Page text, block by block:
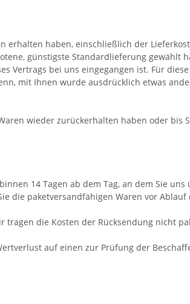
haben, einschließlich der
günstigste Standardlieferung gewählt
bei uns eingegangen ist. Für
mit Ihnen wurde ausdrücklich etwas
wieder zurückerhalten haben oder bis
14 Tagen ab dem Tag, an dem Sie
die paketversandfähigen Waren vor Ablauf
tragen die Kosten der Rücksendung nicht
auf einen zur Prüfung der